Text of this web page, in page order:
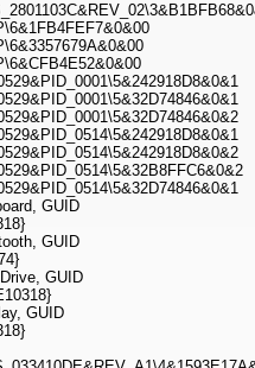
GUID
GUID
GUID
GUID